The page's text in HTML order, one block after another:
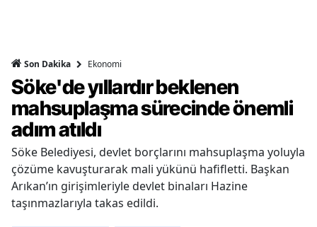
Son Dakika Ekonomi
Söke'de yıllardır beklenen
mahsuplaşma sürecinde önemli
adım atıldı
Söke Belediyesi, devlet borçlarını mahsuplaşma yoluyla
çözüme kavuşturarak mali yükünü hafifletti. Başkan
Arıkan’ın girişimleriyle devlet binaları Hazine
taşınmazlarıyla takas edildi.